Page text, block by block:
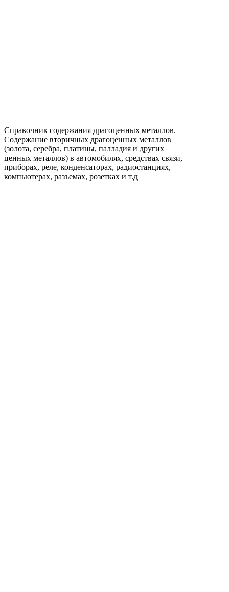
Справочник содержания драгоценных металлов.
Содержание вторичных драгоценных металлов
(золота, серебра, платины, палладия и других
ценных металлов) в автомобилях, средствах связи,
приборах, реле, конденсаторах, радиостанциях,
компьютерах, разъемах, розетках и т.д